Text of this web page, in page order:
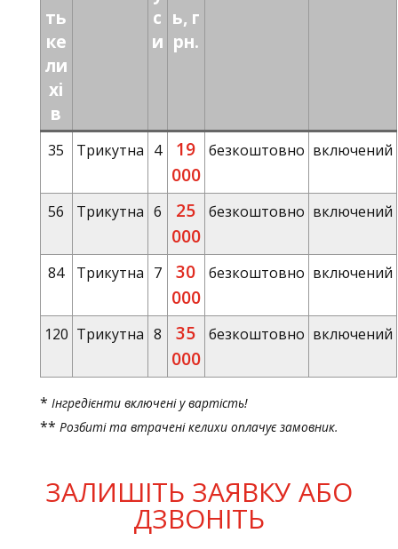
ть
ке
ли
хі
в
с
и
ь, г
рн.
35 Трикутна 4
19
000
безкоштовно включений
56 Трикутна 6
25
000
безкоштовно включений
84 Трикутна 7
30
000
безкоштовно включений
120 Трикутна 8
35
000
безкоштовно включений
* Інгредієнти включені у вартість!
** Розбиті та втрачені келихи оплачує замовник.
ЗАЛИШІТЬ ЗАЯВКУ АБО
ДЗВОНІТЬ